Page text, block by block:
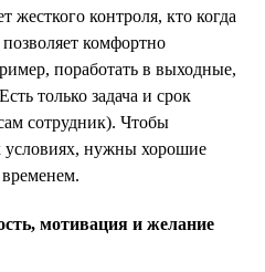
жесткого контроля, кто когда
комфортно
поработать в выходные,
только задача и срок
сотрудник). Чтобы
условиях, нужны хорошие
мотивация и желание